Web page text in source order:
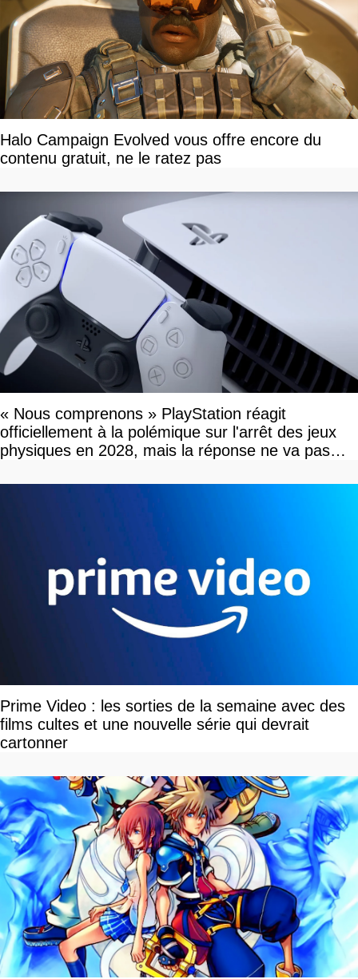
Halo Campaign Evolved vous offre encore du
contenu gratuit, ne le ratez pas
« Nous comprenons » PlayStation réagit
officiellement à la polémique sur l'arrêt des jeux
physiques en 2028, mais la réponse ne va pas
Prime Video : les sorties de la semaine avec des
films cultes et une nouvelle série qui devrait
cartonner